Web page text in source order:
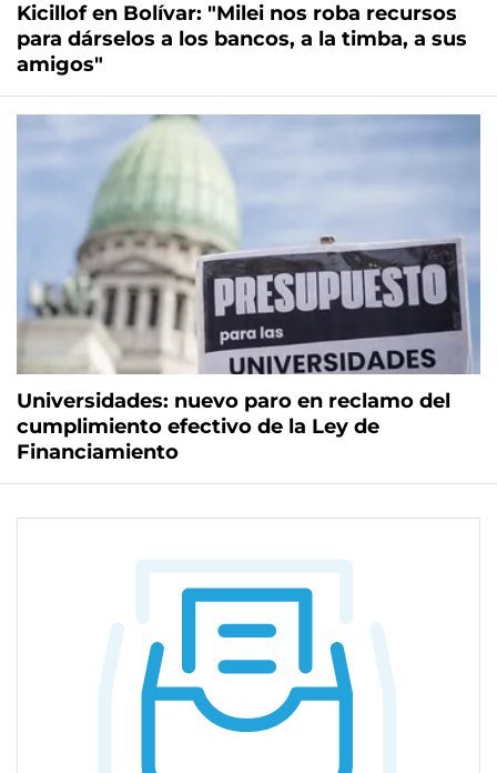
Kicillof en Bolívar: "Milei nos roba recursos
para dárselos a los bancos, a la timba, a sus
amigos"
Universidades: nuevo paro en reclamo del
cumplimiento efectivo de la Ley de
Financiamiento